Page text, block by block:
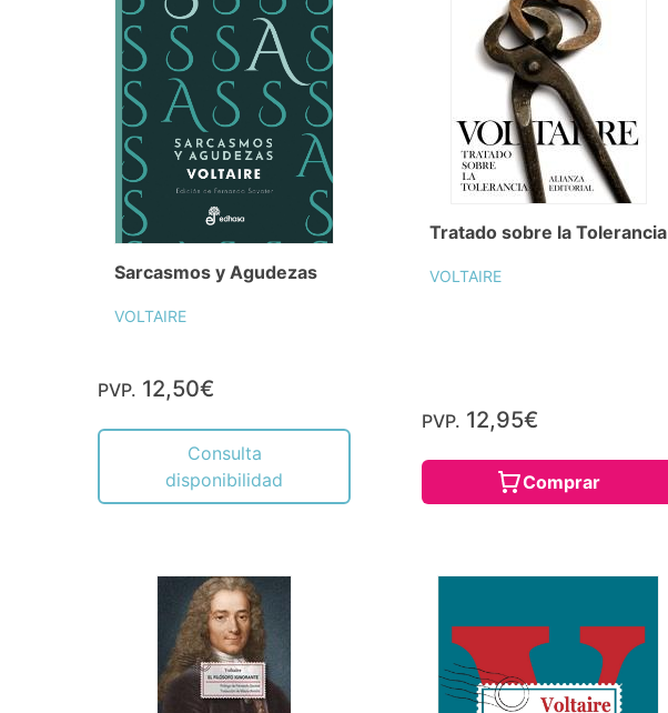
Sarcasmos y Agudezas
VOLTAIRE
PVP. 12,50€
Consulta
disponibilidad
Tratado sobre la Tolerancia
VOLTAIRE
PVP. 12,95€
Comprar